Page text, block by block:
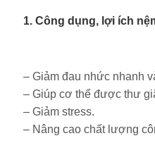
1. Công dụng, lợi ích
– Giảm đau nhức nhanh
– Giúp cơ thể được thư
– Giảm stress.
– Nâng cao chất lượng